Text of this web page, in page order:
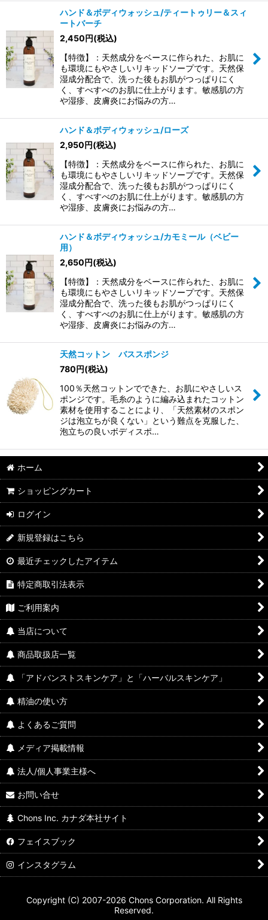
ハンド＆ボディウォッシュ/ティートゥリー＆スィ
ートバーチ
2,450円(税込)
【特徴】：天然成分をベースに作られた、お肌に
も環境にもやさしいリキッドソープです。天然保
湿成分配合で、洗った後もお肌がつっぱりにく
く、すべすべのお肌に仕上がります。敏感肌の方
や湿疹、皮膚炎にお悩みの方…
ハンド＆ボディウォッシュ/ローズ
2,950円(税込)
【特徴】：天然成分をベースに作られた、お肌に
も環境にもやさしいリキッドソープです。天然保
湿成分配合で、洗った後もお肌がつっぱりにく
く、すべすべのお肌に仕上がります。敏感肌の方
や湿疹、皮膚炎にお悩みの方…
ハンド＆ボディウォッシュ/カモミール（ベビー
用）
2,650円(税込)
【特徴】：天然成分をベースに作られた、お肌に
も環境にもやさしいリキッドソープです。天然保
湿成分配合で、洗った後もお肌がつっぱりにく
く、すべすべのお肌に仕上がります。敏感肌の方
や湿疹、皮膚炎にお悩みの方…
天然コットン バススポンジ
780円(税込)
100％天然コットンでできた、お肌にやさしいス
ポンジです。毛糸のように編み込まれたコットン
素材を使用することにより、「天然素材のスポン
ジは泡立ちが良くない」という難点を克服した、
泡立ちの良いボディスポ…
ホーム
ショッピングカート
ログイン
新規登録はこちら
最近チェックしたアイテム
特定商取引法表示
ご利用案内
当店について
商品取扱店一覧
「アドバンストスキンケア」と「ハーバルスキンケア」
精油の使い方
よくあるご質問
メディア掲載情報
法人/個人事業主様へ
お問い合せ
Chons Inc. カナダ本社サイト
フェイスブック
インスタグラム
Copyright (C) 2007-2026 Chons Corporation. All Rights
Reserved.